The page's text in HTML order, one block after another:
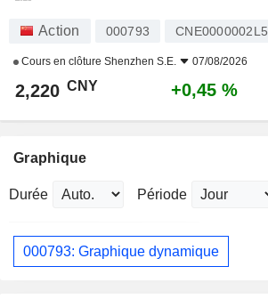
Action 000793 CNE0000002L5
Cours en clôture Shenzhen S.E. 07/08/2026
2,220 CNY +0,45 %
Graphique
Durée Période
000793: Graphique dynamique